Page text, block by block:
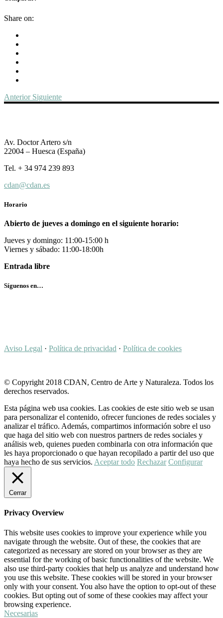
Share on:
Anterior Siguiente
Av. Doctor Artero s/n
22004 – Huesca (España)
Tel. + 34 974 239 893
cdan@cdan.es
Horario
Abierto de jueves a domingo en el siguiente horario:
Jueves y domingo: 11:00-15:00 h
Viernes y sábado: 11:00-18:00h
Entrada libre
Síguenos en…
Aviso Legal · Política de privacidad · Política de cookies
© Copyright 2018 CDAN, Centro de Arte y Naturaleza. Todos los
derechos reservados.
Esta página web usa cookies. Las cookies de este sitio web se usan
para personalizar el contenido, ofrecer funciones de redes sociales y
analizar el tráfico. Además, compartimos información sobre el uso
que haga del sitio web con nuestros partners de redes sociales y
análisis web, quienes pueden combinarla con otra información que
les haya proporcionado o que hayan recopilado a partir del uso que
haya hecho de sus servicios. Aceptar todo Rechazar Configurar
Cerrar
Privacy Overview
This website uses cookies to improve your experience while you
navigate through the website. Out of these, the cookies that are
categorized as necessary are stored on your browser as they are
essential for the working of basic functionalities of the website. We
also use third-party cookies that help us analyze and understand how
you use this website. These cookies will be stored in your browser
only with your consent. You also have the option to opt-out of these
cookies. But opting out of some of these cookies may affect your
browsing experience.
Necesarias